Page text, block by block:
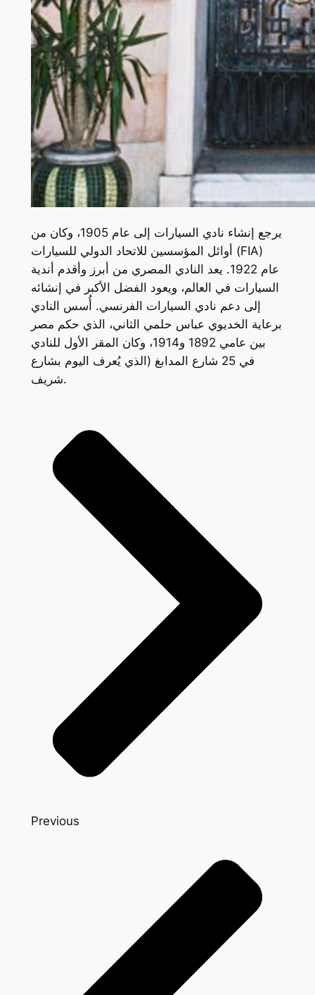
يرجع إنشاء نادي السيارات إلى عام 1905، وكان من
أوائل المؤسسين للاتحاد الدولي للسيارات (FIA)
عام 1922. يعد النادي المصري من أبرز وأقدم أندية
السيارات في العالم، ويعود الفضل الأكبر في إنشائه
إلى دعم نادي السيارات الفرنسي. أُسس النادي
برعاية الخديوي عباس حلمي الثاني، الذي حكم مصر
بين عامي 1892 و1914، وكان المقر الأول للنادي
في 25 شارع المدابغ (الذي يُعرف اليوم بشارع
شريف.
Previous